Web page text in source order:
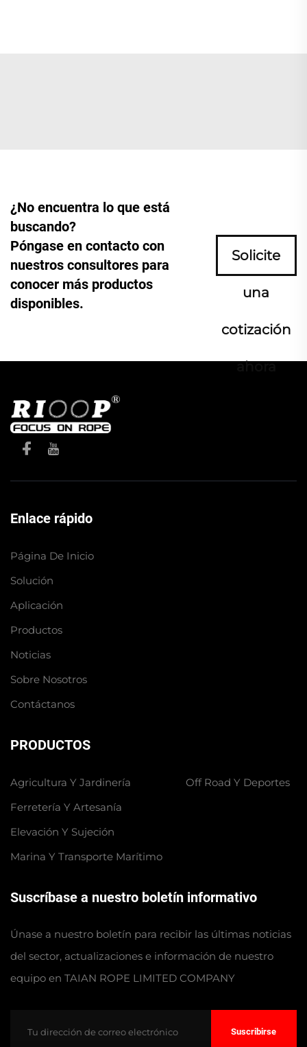
¿No encuentra lo que está
buscando?
Póngase en contacto con
nuestros consultores para
conocer más productos
disponibles.
Solicite
una
cotización
ahora
Enlace rápido
Página De Inicio
Solución
Aplicación
Productos
Noticias
Sobre Nosotros
Contáctanos
PRODUCTOS
Agricultura Y Jardinería
Ferretería Y Artesanía
Elevación Y Sujeción
Marina Y Transporte Marítimo
Off Road Y Deportes
Suscríbase a nuestro boletín informativo
Únase a nuestro boletín para recibir las últimas noticias
del sector, actualizaciones e información de nuestro
equipo en TAIAN ROPE LIMITED COMPANY
Suscribirse